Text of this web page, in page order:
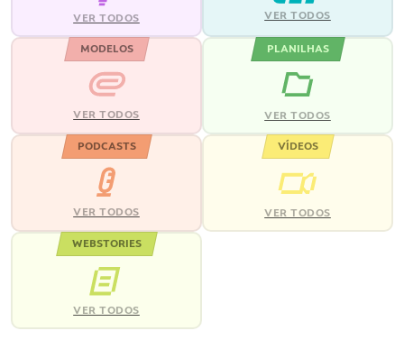
VER TODOS VER TODOS
MODELOS
VER TODOS
PLANILHAS
VER TODOS
PODCASTS
VER TODOS
VÍDEOS
VER TODOS
WEBSTORIES
VER TODOS